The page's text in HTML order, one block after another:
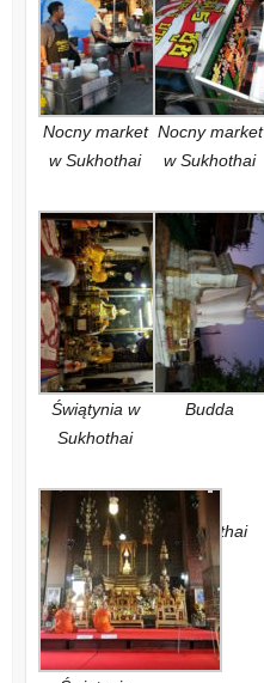
Nocny market
w Sukhothai
Nocny market
w Sukhothai
Świątynia w
Sukhothai
Budda
Sukhothai